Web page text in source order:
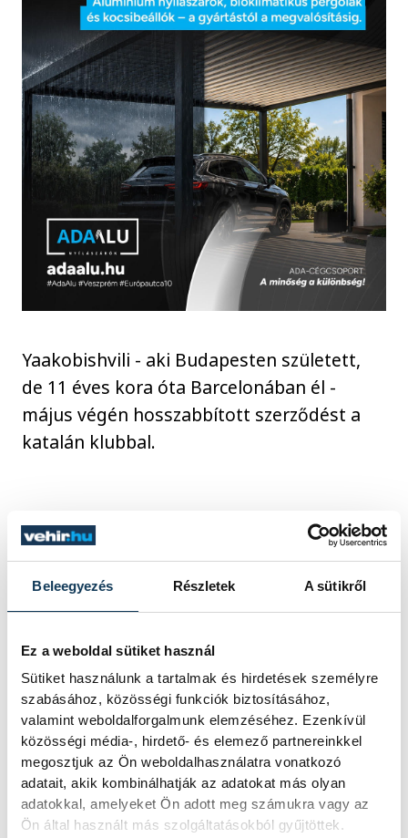
Beleegyezés Részletek A sütikről
Ez a weboldal sütiket használ
Sütiket használunk a tartalmak és hirdetések személyre
szabásához, közösségi funkciók biztosításához,
valamint weboldalforgalmunk elemzéséhez. Ezenkívül
közösségi média-, hirdető- és elemező partnereinkkel
megosztjuk az Ön weboldalhasználatra vonatkozó
adatait, akik kombinálhatják az adatokat más olyan
adatokkal, amelyeket Ön adott meg számukra vagy az
Ön által használt más szolgáltatásokból gyűjtöttek.
Yaakobishvili - aki Budapesten született,
de 11 éves kora óta Barcelonában él -
május végén hosszabbított szerződést a
katalán klubbal.
sport
labdarúgás
Yaakobishvili Áron
vehir.hu